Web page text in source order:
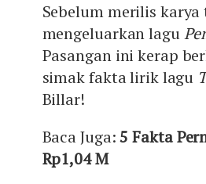
Sebelum merilis
mengeluarkan lagu
Pasangan ini kerap
simak fakta lirik lagu
Billar!
Baca Juga:5 Fakta
Rp1,04 M